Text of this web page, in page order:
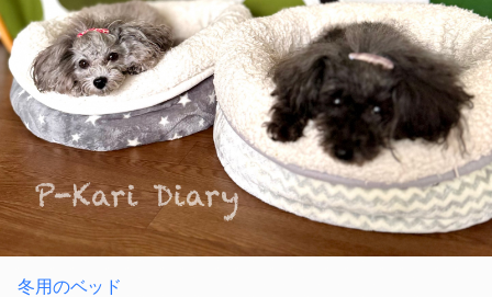
冬用のベッド